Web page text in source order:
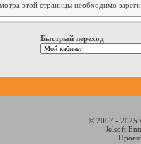
этой страницы необходимо
Быстрый переход
© 2007 - 2025
Jelsoft